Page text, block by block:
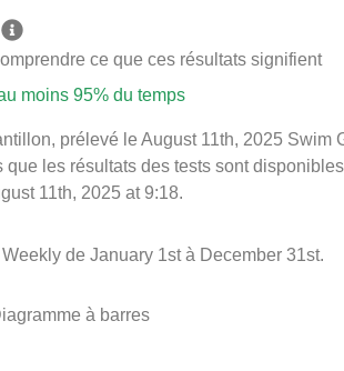
ce que ces résultats signifient
moins 95% du temps
prélevé le August 11th, 2025 Swim
que les résultats des tests sont
11th, 2025 at 9:18.
de January 1st à December 31st.
à barres